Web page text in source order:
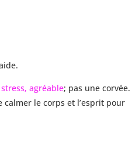
agréable; pas une corvée.
calmer le corps et l’esprit pour